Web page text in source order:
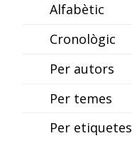
Alfabètic
Cronològic
Per autors
Per temes
Per etiquetes